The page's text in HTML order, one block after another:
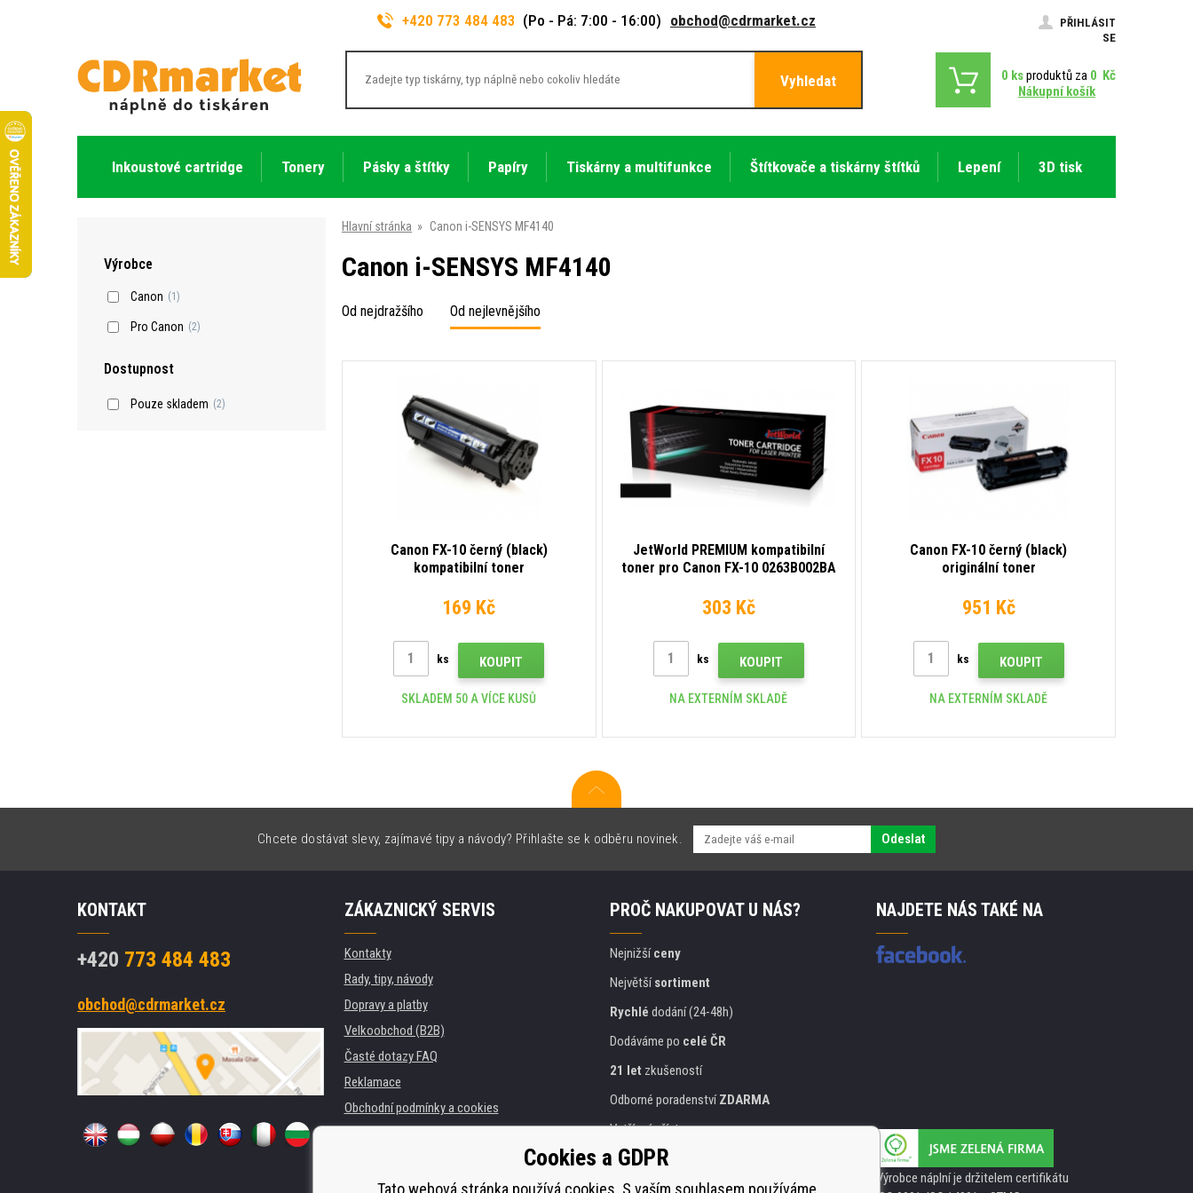
+420 773 484 483 (Po - Pá: 7:00 - 16:00) obchod@cdrmarket.cz
PŘIHLÁSIT
SE
Vyhledat 0 ksproduktů za 0 Kč
Nákupní košík
Inkoustové cartridge Tonery Pásky a štítky Papíry Tiskárny a multifunkce Štítkovače a tiskárny štítků Lepení 3D tisk
Výrobce
Canon (1)
Pro Canon (2)
Dostupnost
Pouze skladem (2)
Hlavní stránka » Canon i-SENSYS MF4140
Canon i-SENSYS MF4140
Od nejdražšího Od nejlevnějšího
Canon FX-10 černý (black)
kompatibilní toner
169 Kč
ks KOUPIT
SKLADEM 50 A VÍCE KUSŮ
JetWorld PREMIUM kompatibilní
toner pro Canon FX-10 0263B002BA
303 Kč
ks KOUPIT
NA EXTERNÍM SKLADĚ
Canon FX-10 černý (black)
originální toner
951 Kč
ks KOUPIT
NA EXTERNÍM SKLADĚ
Chcete dostávat slevy, zajímavé tipy a návody? Přihlašte se k odběru novinek. Odeslat
KONTAKT
+420 773 484 483
obchod@cdrmarket.cz
ZÁKAZNICKÝ SERVIS
Kontakty
Rady, tipy, návody
Dopravy a platby
Velkoobchod (B2B)
Časté dotazy FAQ
Reklamace
Obchodní podmínky a cookies
Pronájem tiskáren
PROČ NAKUPOVAT U NÁS?
Nejnižšíceny
Největšísortiment
Rychlé dodání (24-48h)
Dodáváme po celé ČR
21 let zkušeností
Odborné poradenstvíZDARMA
Vstřícný přístup
Zlatýcertifikát
Bezpečnéon-line platby
NAJDETE NÁS TAKÉ NA
Výrobce náplní je držitelem certifikátu
Cookies a GDPR
Tato webová stránka používá cookies. S vaším souhlasem používáme